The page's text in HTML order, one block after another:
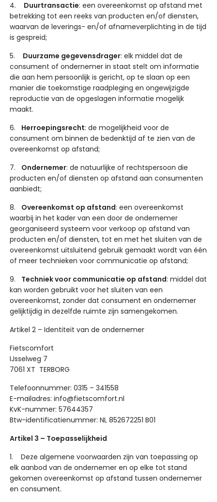
4. Duurtransactie: een overeenkomst op afstand met
betrekking tot een reeks van producten en/of diensten,
waarvan de leverings- en/of afnameverplichting in de tijd
is gespreid;
5. Duurzame gegevensdrager: elk middel dat de
consument of ondernemer in staat stelt om informatie
die aan hem persoonlijk is gericht, op te slaan op een
manier die toekomstige raadpleging en ongewijzigde
reproductie van de opgeslagen informatie mogelijk
maakt.
6. Herroepingsrecht: de mogelijkheid voor de
consument om binnen de bedenktijd af te zien van de
overeenkomst op afstand;
7. Ondernemer: de natuurlijke of rechtspersoon die
producten en/of diensten op afstand aan consumenten
aanbiedt;
8. Overeenkomst op afstand: een overeenkomst
waarbij in het kader van een door de ondernemer
georganiseerd systeem voor verkoop op afstand van
producten en/of diensten, tot en met het sluiten van de
overeenkomst uitsluitend gebruik gemaakt wordt van één
of meer technieken voor communicatie op afstand;
9. Techniek voor communicatie op afstand: middel dat
kan worden gebruikt voor het sluiten van een
overeenkomst, zonder dat consument en ondernemer
gelijktijdig in dezelfde ruimte zijn samengekomen.
Artikel 2 – Identiteit van de ondernemer
Fietscomfort
IJsselweg 7
7061 XT TERBORG
Telefoonnummer: 0315 – 341558
E-mailadres: info@fietscomfort.nl
KvK-nummer: 57644357
Btw-identificatienummer: NL 852672251 B01
Artikel 3 – Toepasselijkheid
1. Deze algemene voorwaarden zijn van toepassing op
elk aanbod van de ondernemer en op elke tot stand
gekomen overeenkomst op afstand tussen ondernemer
en consument.